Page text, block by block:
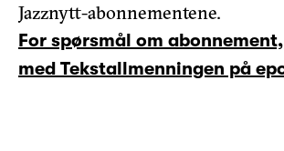
Jazznytt-abonnementene.
For spørsmål om
med Tekstallmenningen på